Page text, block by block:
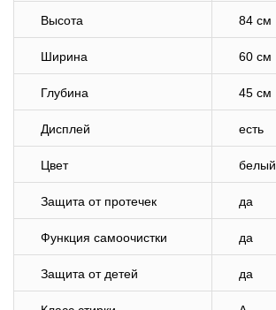
Высота 84 см
Ширина 60 см
Глубина 45 см
Дисплей есть
Цвет белый
Защита от протечек да
Функция самоочистки да
Защита от детей да